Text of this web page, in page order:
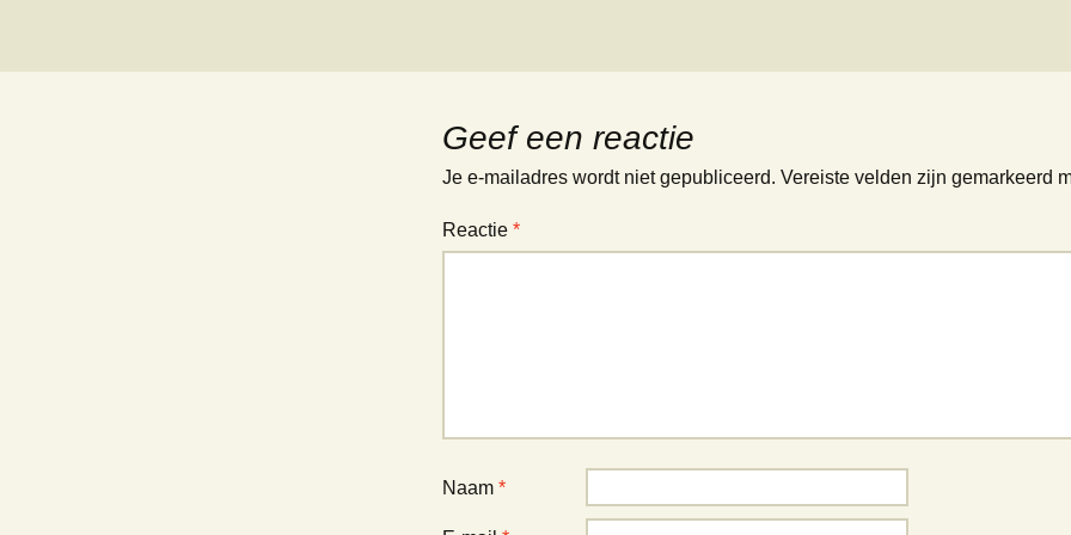
Geef een reactie
Je e-mailadres wordt niet gepubliceerd. Vereiste velden zijn gemarkeerd
Reactie *
Naam *